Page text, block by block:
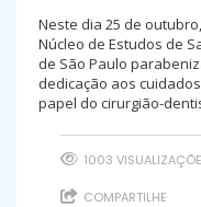
Neste dia 25 de
Núcleo de Estudos de
de São Paulo
dedicação aos
papel do cirurgião-
1003
COMPARTILHE